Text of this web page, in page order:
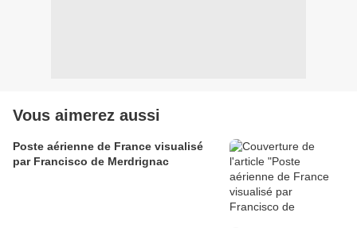
Vous aimerez aussi
Poste aérienne de France visualisé
par Francisco de Merdrignac